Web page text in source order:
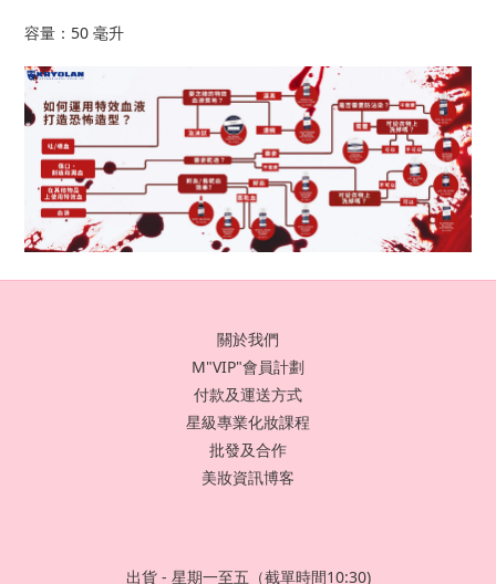
容量：50 毫升
關於我們
M"VIP"會員計劃
付款及運送方式
星級專業化妝課程
批發及合作
美妝資訊博客
出貨 - 星期一至五（截單時間10:30)